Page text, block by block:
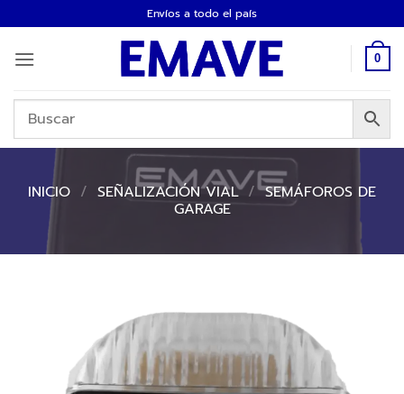
al
contenido
Envíos a todo el país
0
INICIO / SEÑALIZACIÓN VIAL / SEMÁFOROS DE
GARAGE